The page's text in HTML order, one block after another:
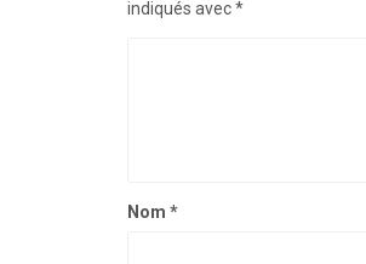
indiqués avec*
Nom *